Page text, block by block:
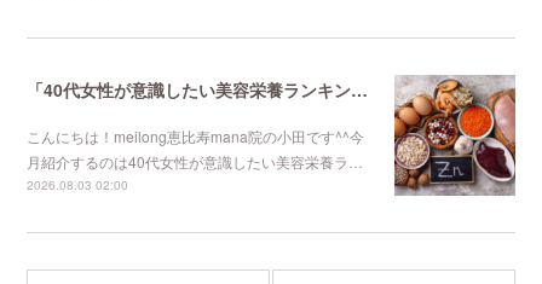
「40代女性が意識したい美容栄養ランキング 第4位」恵比寿で1番人気のマタニティサロンmeilong
こんにちは！meilong恵比寿mana院の小田です^^今
月紹介するのは40代女性が意識したい美容栄養ラ…
2026.08.03 02:00